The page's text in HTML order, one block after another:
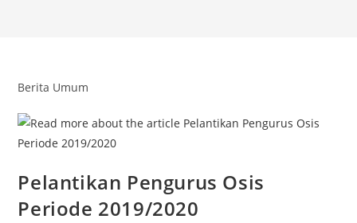
Berita Umum
Pelantikan Pengurus Osis
Periode 2019/2020